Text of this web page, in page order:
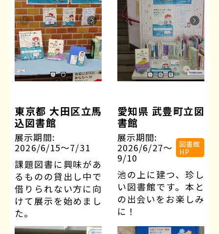
東京都 大田区立馬
込図書館
展示期間:
2026/6/15〜7/31
課題図書に興味があ
るものの貸出し中で
借りられない方に向
けて展示を始めまし
た。
愛知県 武豊町立図
書館
展示期間:
2026/6/27〜
9/10
図書館
HP
池の上に建つ、珍し
い図書館です。本と
の出会いをお楽しみ
に！